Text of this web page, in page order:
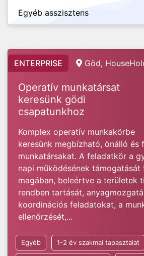
Egyéb asszisztens
ENTERPRISE Göd,
Operatív munkatársat
keresünk gödi
csapatunkhoz
Komplex operatív munkakörbe
keresünk megbízható, önálló és
munkatársakat. A feladatkör a
napi működésének támogatását
magában, beleértve a területek
rendben tartását,
koordinációs feladatokat, a
ellenőrzését,...
Egyéb 1-2 év szakmai tapasztalat